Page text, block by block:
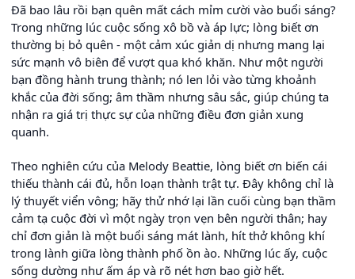
Đã bao lâu rồi bạn quên mất cách mỉm cười vào buổi sáng?
Trong những lúc cuộc sống xô bồ và áp lực; lòng biết ơn
thường bị bỏ quên - một cảm xúc giản dị nhưng mang lại
sức mạnh vô biên để vượt qua khó khăn. Như một người
bạn đồng hành trung thành; nó len lỏi vào từng khoảnh
khắc của đời sống; âm thầm nhưng sâu sắc, giúp chúng ta
nhận ra giá trị thực sự của những điều đơn giản xung
quanh.
Theo nghiên cứu của Melody Beattie, lòng biết ơn biến cái
thiếu thành cái đủ, hỗn loạn thành trật tự. Đây không chỉ là
lý thuyết viển vông; hãy thử nhớ lại lần cuối cùng bạn thầm
cảm tạ cuộc đời vì một ngày trọn vẹn bên người thân; hay
chỉ đơn giản là một buổi sáng mát lành, hít thở không khí
trong lành giữa lòng thành phố ồn ào. Những lúc ấy, cuộc
sống dường như ấm áp và rõ nét hơn bao giờ hết.